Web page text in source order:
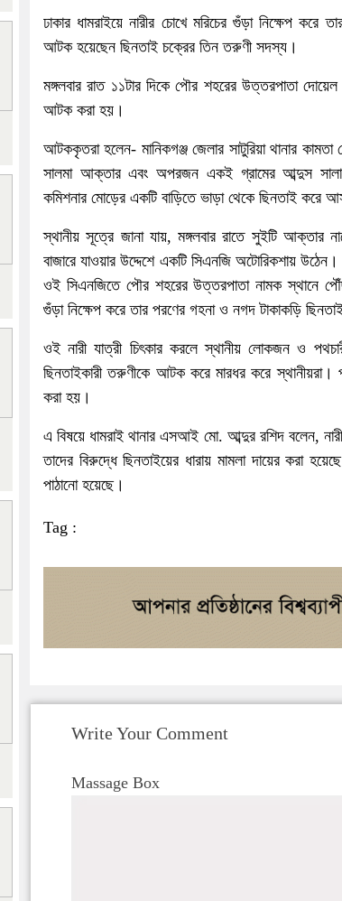
ঢাকার ধামরাইয়ে নারীর চোখে মরিচের গুঁড়া নিক্ষেপ করে
আটক হয়েছেন ছিনতাই চক্রের তিন তরুণী সদস্য।
মঙ্গলবার রাত ১১টার দিকে পৌর শহরের উত্তরপাতা দোয়েল
আটক করা হয়।
আটককৃতরা হলেন- মানিকগঞ্জ জেলার সাটুরিয়া থানার
সালমা আক্তার এবং অপরজন একই গ্রামের আব্দুস
কমিশনার মোড়ের একটি বাড়িতে ভাড়া থেকে ছিনতাই করে
স্থানীয় সূত্রে জানা যায়, মঙ্গলবার রাতে সুইটি আক্তার
বাজারে যাওয়ার উদ্দেশে একটি সিএনজি অটোরিকশায়
ওই সিএনজিতে পৌর শহরের উত্তরপাতা নামক স্থানে
গুঁড়া নিক্ষেপ করে তার পরণের গহনা ও নগদ টাকাকড়ি
ওই নারী যাত্রী চিৎকার করলে স্থানীয় লোকজন ও
ছিনতাইকারী তরুণীকে আটক করে মারধর করে
করা হয়।
এ বিষয়ে ধামরাই থানার এসআই মো. আব্দুর রশিদ বলেন,
তাদের বিরুদ্ধে ছিনতাইয়ের ধারায় মামলা দায়ের করা
পাঠানো হয়েছে।
Tag :
Write Your Comment
Massage Box